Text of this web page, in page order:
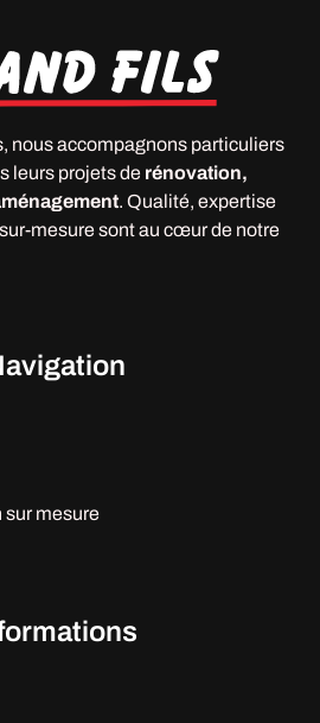
nous accompagnons particuliers
leurs projets de rénovation,
. Qualité, expertise
mesure sont au cœur de notre
sur mesure